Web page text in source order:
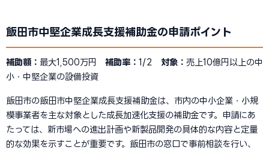
飯田市中堅企業成長支援補助金の申請ポイント
補助額： 最大1,500万円 補助率： 1/2 対象： 売上10億円以上の中
小・中堅企業の設備投資
飯田市の飯田市中堅企業成長支援補助金は、市内の中小企業・小規
模事業者を主な対象とした成長加速化支援の補助金です。申請にあ
たっては、新市場への進出計画や新製品開発の具体的な内容と定量
的な効果を示すことが重要です。飯田市の窓口で事前相談を行い、